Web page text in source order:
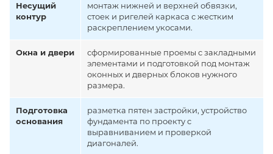
Несущий
контур
монтаж нижней и верхней обвязки,
стоек и ригелей каркаса с жестким
раскреплением укосами.
Окна и двери
сформированные проемы с закладными
элементами и подготовкой под монтаж
оконных и дверных блоков нужного
размера.
Подготовка
основания
разметка пятен застройки, устройство
фундамента по проекту с
выравниванием и проверкой
диагоналей.